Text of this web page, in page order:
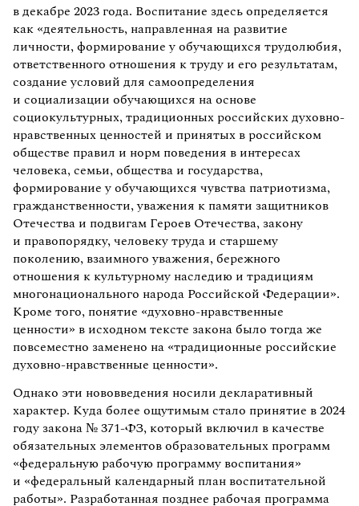
в декабре 2023 года. Воспитание здесь определяется
как «деятельность, направленная на развитие
личности, формирование у обучающихся трудолюбия,
ответственного отношения к труду и его результатам,
создание условий для самоопределения
и социализации обучающихся на основе
социокультурных, традиционных российских духовно-
нравственных ценностей и принятых в российском
обществе правил и норм поведения в интересах
человека, семьи, общества и государства,
формирование у обучающихся чувства патриотизма,
гражданственности, уважения к памяти защитников
Отечества и подвигам Героев Отечества, закону
и правопорядку, человеку труда и старшему
поколению, взаимного уважения, бережного
отношения к культурному наследию и традициям
многонационального народа Российской Федерации».
Кроме того, понятие «духовно-нравственные
ценности» в исходном тексте закона было тогда же
повсеместно заменено на «традиционные российские
духовно-нравственные ценности».
Однако эти нововведения носили декларативный
характер. Куда более ощутимым стало принятие в 2024
году закона № 371-ФЗ, который включил в качестве
обязательных элементов образовательных программ
«федеральную рабочую программу воспитания»
и «федеральный календарный план воспитательной
работы». Разработанная позднее рабочая программа